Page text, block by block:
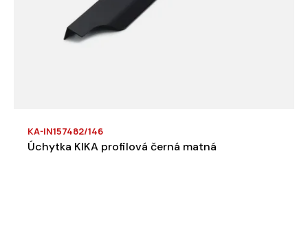
KA-IN157482/146
Úchytka KIKA profilová černá matná